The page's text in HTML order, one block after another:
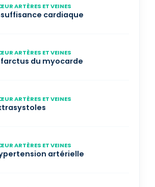
ARTÈRES ET VEINES
cardiaque
ARTÈRES ET VEINES
du myocarde
ARTÈRES ET VEINES
ARTÈRES ET VEINES
artérielle